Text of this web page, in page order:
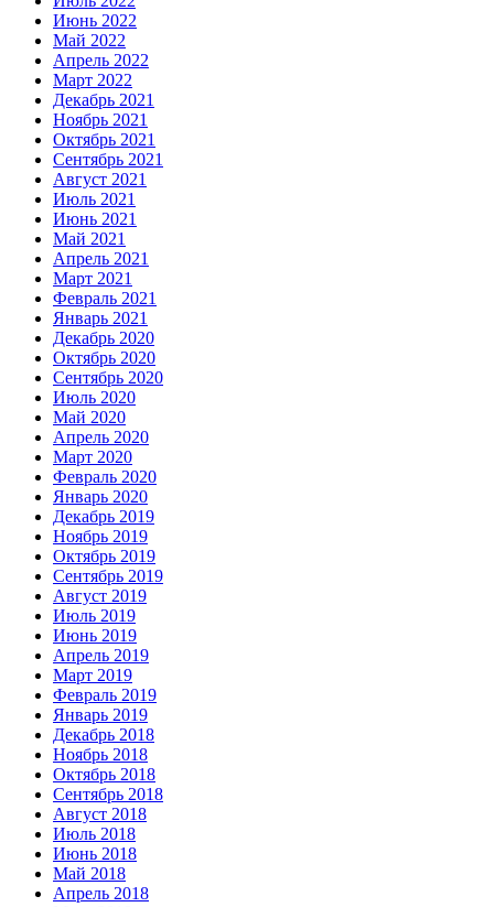
Июнь 2022
Май 2022
Апрель 2022
Март 2022
Декабрь 2021
Ноябрь 2021
Октябрь 2021
Сентябрь 2021
Август 2021
Июль 2021
Июнь 2021
Май 2021
Апрель 2021
Март 2021
Февраль 2021
Январь 2021
Декабрь 2020
Октябрь 2020
Сентябрь 2020
Июль 2020
Май 2020
Апрель 2020
Март 2020
Февраль 2020
Январь 2020
Декабрь 2019
Ноябрь 2019
Октябрь 2019
Сентябрь 2019
Август 2019
Июль 2019
Июнь 2019
Апрель 2019
Март 2019
Февраль 2019
Январь 2019
Декабрь 2018
Ноябрь 2018
Октябрь 2018
Сентябрь 2018
Август 2018
Июль 2018
Июнь 2018
Май 2018
Апрель 2018